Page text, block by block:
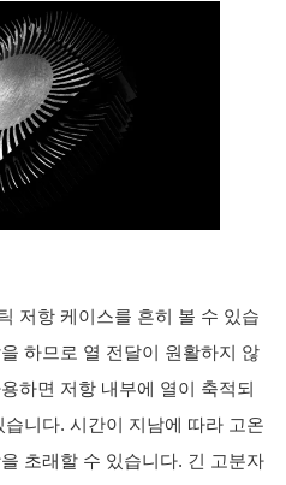
저항 케이스를 흔히 볼 수 있습
하므로 열 전달이 원활하지 않
하면 저항 내부에 열이 축적되
니다. 시간이 지남에 따라 고온
초래할 수 있습니다. 긴 고분자